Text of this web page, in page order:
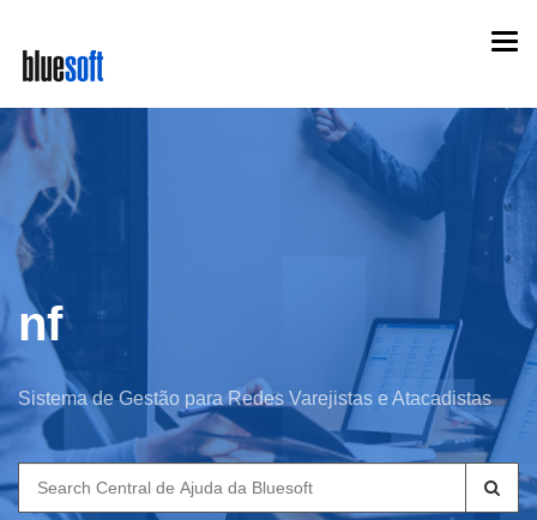
main
content
nf
Sistema de Gestão para Redes Varejistas e Atacadistas
Search
for: